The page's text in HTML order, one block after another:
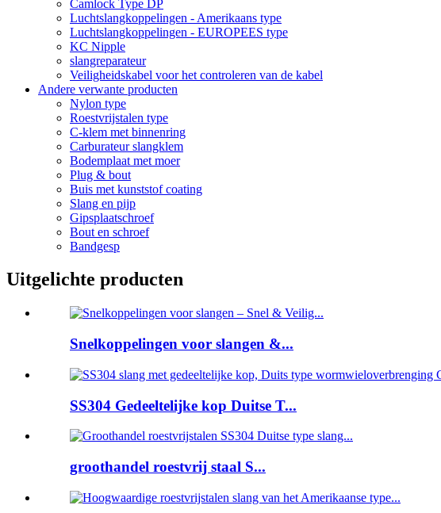
Camlock Type DP
Luchtslangkoppelingen - Amerikaans type
Luchtslangkoppelingen - EUROPEES type
KC Nipple
slangreparateur
Veiligheidskabel voor het controleren van de kabel
Andere verwante producten
Nylon type
Roestvrijstalen type
C-klem met binnenring
Carburateur slangklem
Bodemplaat met moer
Plug & bout
Buis met kunststof coating
Slang en pijp
Gipsplaatschroef
Bout en schroef
Bandgesp
Uitgelichte producten
Snelkoppelingen voor slangen &...
SS304 Gedeeltelijke kop Duitse T...
groothandel roestvrij staal S...